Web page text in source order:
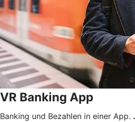
VR Banking App
Banking und Bezahlen in einer